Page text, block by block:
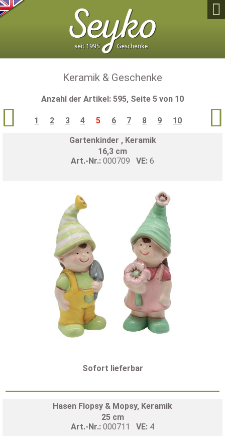

Keramik & Geschenke
Anzahl der Artikel: 595, Seite 5 von 10
1 2 3 4 5 6 7 8 9 10
 
Gartenkinder , Keramik
16,3 cm
Art.-Nr.: 000709 VE: 6
Sofort lieferbar
Hasen Flopsy & Mopsy, Keramik
25 cm
Art.-Nr.: 000711 VE: 4